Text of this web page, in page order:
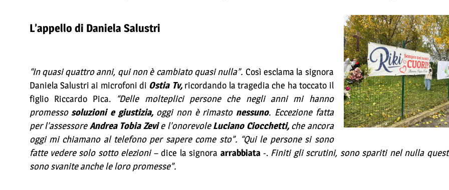
L’appello di Daniela Salustri
“In quasi quattro anni, qui non è cambiato quasi nulla”. Così esclama la signora
Daniela Salustri ai microfoni di Ostia Tv,ricordando la tragedia che ha toccato il
figlio Riccardo Pica.
“Delle molteplici persone che negli anni mi hanno
promessosoluzioni e giustizia,oggi non è rimasto nessuno. Eccezione fatta
per l’assessoreAndrea Tobia Zevie l’onorevoleLuciano Ciocchetti,che ancora
oggi mi chiamano al telefono per sapere come sto”. “Qui le persone si sono
fatte vedere solo sotto elezioni– dice la signora arrabbiata-. Finiti gli scrutini, sono spariti nel nulla
sono svanite anche le loro promesse”.